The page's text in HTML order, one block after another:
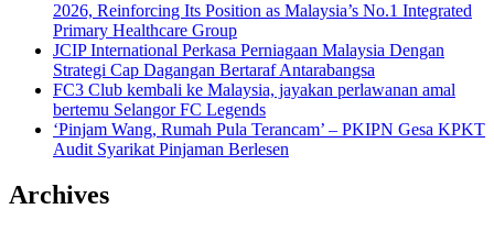
2026, Reinforcing Its Position as Malaysia’s No.1 Integrated
Primary Healthcare Group
JCIP International Perkasa Perniagaan Malaysia Dengan
Strategi Cap Dagangan Bertaraf Antarabangsa
FC3 Club kembali ke Malaysia, jayakan perlawanan amal
bertemu Selangor FC Legends
‘Pinjam Wang, Rumah Pula Terancam’ – PKIPN Gesa KPKT
Audit Syarikat Pinjaman Berlesen
Archives